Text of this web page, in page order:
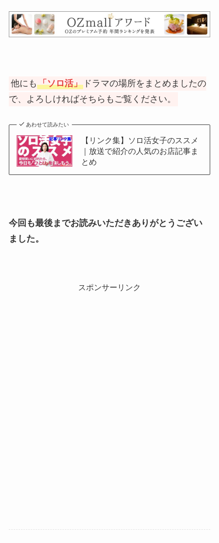
他にも「ソロ活」 ドラマの場所をまとめましたの
で、よろしければそちらもご覧ください。
あわせて読みたい
【リンク集】ソロ活女子のススメ
｜放送で紹介の人気のお店記事ま
とめ
今回も最後までお読みいただきありがとうござい
ました。
スポンサーリンク